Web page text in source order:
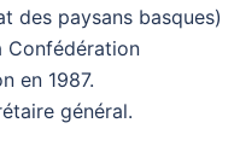
des paysans basques)
Confédération
en 1987.
général.